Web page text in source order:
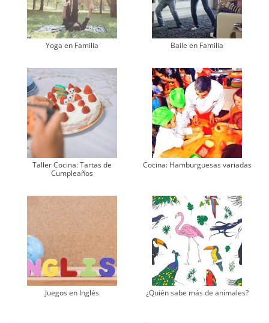
Yoga en Familia Baile en Familia
Taller Cocina: Tartas de
Cumpleaños
Cocina: Hamburguesas variadas
Juegos en Inglés ¿Quién sabe más de animales?